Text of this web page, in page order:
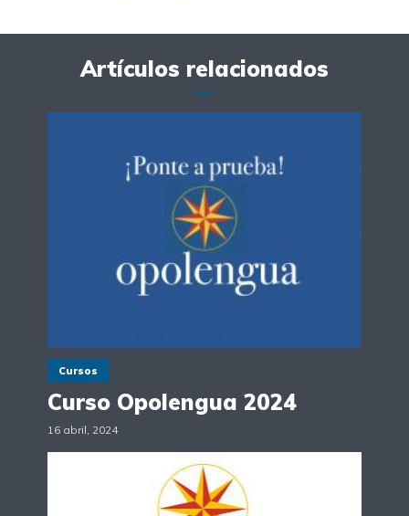
Artículos relacionados
Cursos
Curso Opolengua 2024
16 abril, 2024